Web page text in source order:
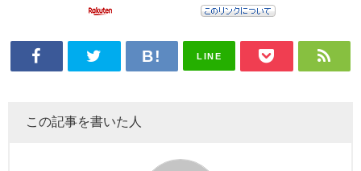
LINE
この記事を書いた人